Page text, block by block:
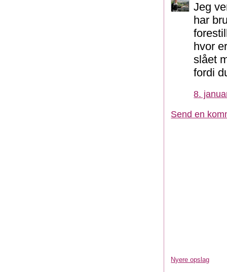
Jeg
har
hvor
slået
fordi
8.
Send en
Nyere opslag